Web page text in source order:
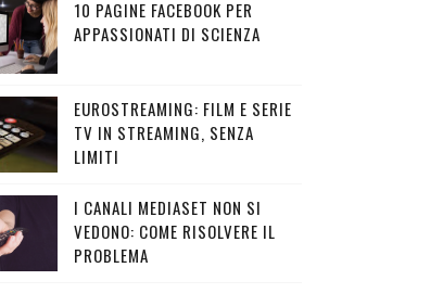
10 PAGINE FACEBOOK PER
APPASSIONATI DI SCIENZA
EUROSTREAMING: FILM E SERIE
TV IN STREAMING, SENZA
LIMITI
I CANALI MEDIASET NON SI
VEDONO: COME RISOLVERE IL
PROBLEMA